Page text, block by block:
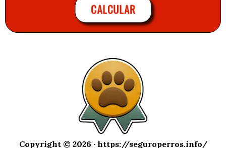
CALCULAR
Copyright © 2026 · https://seguroperros.info/